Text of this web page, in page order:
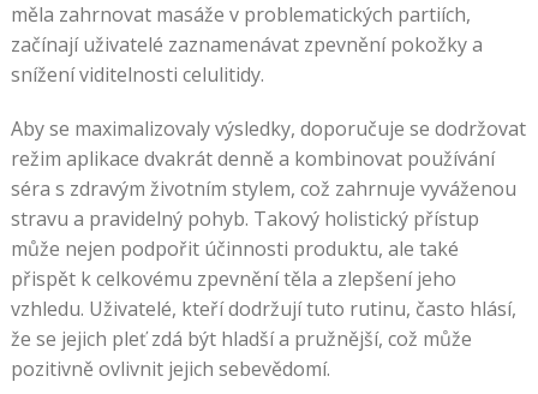
měla zahrnovat masáže v problematických partiích,
začínají uživatelé zaznamenávat zpevnění pokožky a
snížení viditelnosti celulitidy.
Aby se maximalizovaly výsledky, doporučuje se dodržovat
režim aplikace dvakrát denně a kombinovat používání
séra s zdravým životním stylem, což zahrnuje vyváženou
stravu a pravidelný pohyb. Takový holistický přístup
může nejen podpořit účinnosti produktu, ale také
přispět k celkovému zpevnění těla a zlepšení jeho
vzhledu. Uživatelé, kteří dodržují tuto rutinu, často hlásí,
že se jejich pleť zdá být hladší a pružnější, což může
pozitivně ovlivnit jejich sebevědomí.